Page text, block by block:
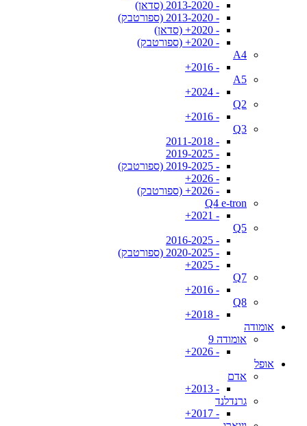
- 2013-2020 (סדאן)
- 2013-2020 (ספורטבק)
- 2020+ (סדאן)
- 2020+ (ספורטבק)
A4
- 2016+
A5
- 2024+
Q2
- 2016+
Q3
- 2011-2018
- 2019-2025
- 2019-2025 (ספורטבק)
- 2026+
- 2026+ (ספורטבק)
Q4 e-tron
- 2021+
Q5
- 2016-2025
- 2020-2025 (ספורטבק)
- 2025+
Q7
- 2016+
Q8
- 2018+
אומודה
אומודה 9
- 2026+
אופל
אדם
- 2013+
גרנדלנד
- 2017+